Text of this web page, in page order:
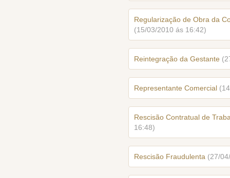
Regularização de Obra da
(15/03/2010 ás 16:42)
Reintegração da Gestante
Representante Comercial
Rescisão Contratual de
16:48)
Rescisão Fraudulenta (27/